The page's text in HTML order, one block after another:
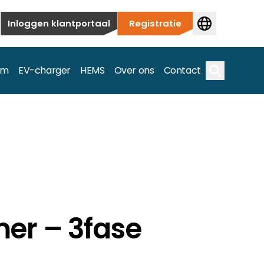
Inloggen klantportaal Registratie
EV-charger HEMS Over ons Contact
tot commerciële en utiliteitstoepassingen.
– 3fase